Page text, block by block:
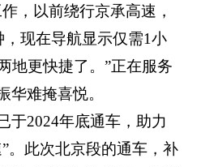
，以前绕行京承高速，
现在导航显示仅需1小
地更快捷了。”正在服务
华难掩喜悦。
于2024年底通车，助力
。此次北京段的通车，补